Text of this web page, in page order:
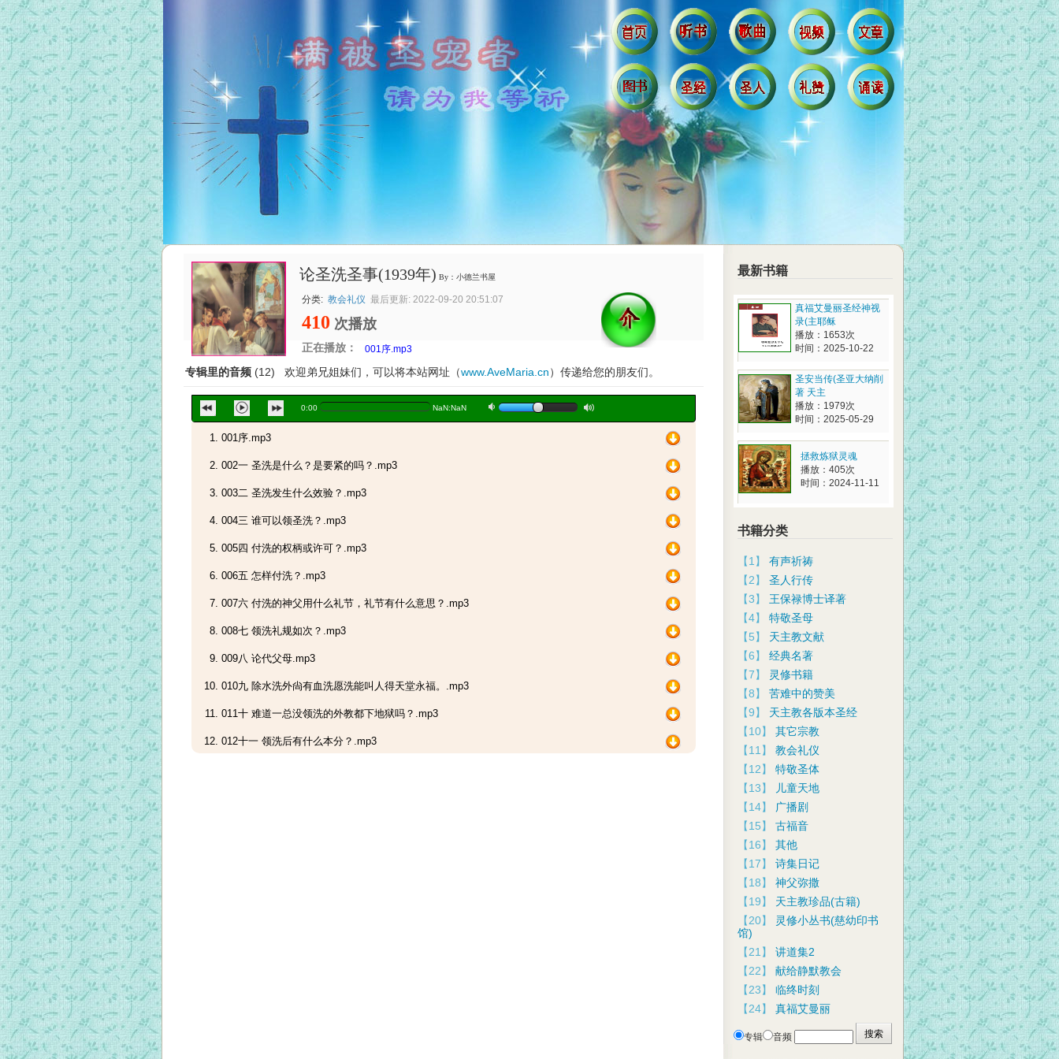
论圣洗圣事(1939年) By：小德兰书屋
分类: 教会礼仪 最后更新: 2022-09-20 20:51:07
410 次播放
正在播放：
专辑里的音频 (12) 欢迎弟兄姐妹们，可以将本站网址（www.AveMaria.cn）传递给您的朋友们。
0:00 NaN:NaN a b
001序.mp3
001序.mp3
002一 圣洗是什么？是要紧的吗？.mp3
003二 圣洗发生什么效验？.mp3
004三 谁可以领圣洗？.mp3
005四 付洗的权柄或许可？.mp3
006五 怎样付洗？.mp3
007六 付洗的神父用什么礼节，礼节有什么意思？.mp3
008七 领洗礼规如次？.mp3
009八 论代父母.mp3
010九 除水洗外尙有血洗愿洗能叫人得天堂永福。.mp3
011十 难道一总没领洗的外教都下地狱吗？.mp3
012十一 领洗后有什么本分？.mp3
最新书籍
真福艾曼丽圣经神视
录(主耶稣
播放：1653次
时间：2025-10-22
圣安当传(圣亚大纳削
著 天主
播放：1979次
时间：2025-05-29
拯救炼狱灵魂
播放：405次
时间：2024-11-11
书籍分类
【1】 有声祈祷
【2】 圣人行传
【3】 王保禄博士译著
【4】 特敬圣母
【5】 天主教文献
【6】 经典名著
【7】
灵修书籍
【8】 苦难中的赞美
【9】 天主教各版本圣经
【10】 其它宗教
【11】 教会礼仪
【12】 特敬圣体
【13】
儿童天地
【14】
广播剧
【15】 古福音
【16】 其他
【17】 诗集日记
【18】 神父弥撒
【19】 天主教珍品(古籍)
【20】
灵修小丛书(慈幼印书
馆)
【21】 讲道集2
【22】 献给静默教会
【23】 临终时刻
【24】 真福艾曼丽
专辑 音频